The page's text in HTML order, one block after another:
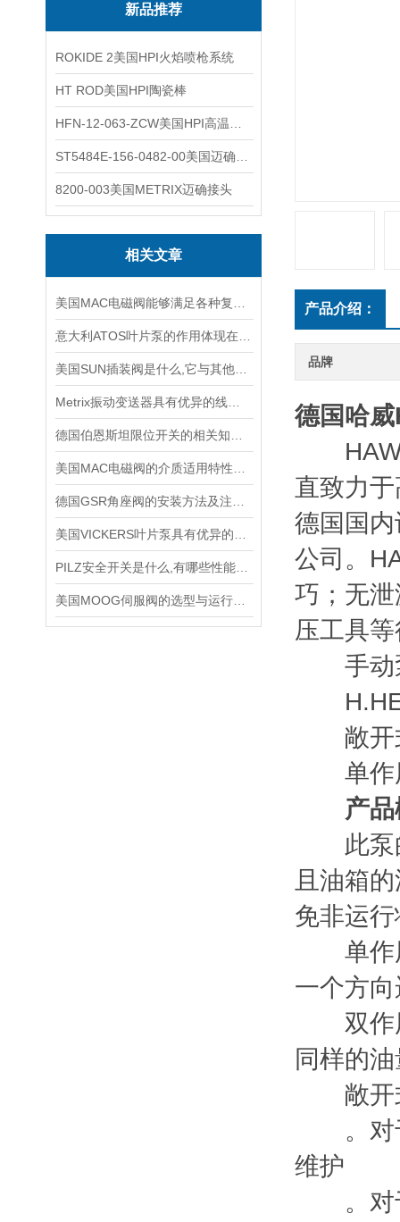
新品推荐
ROKIDE 2美国HPI火焰喷枪系统
HT ROD美国HPI陶瓷棒
8200-003美国METRIX迈确接头
相关文章
产品介绍：
品牌
德国哈
HAWE
直致力
德国国
公司。
巧；无
压工具
手动
敞开
单作
产
此泵的
且油箱
免非运
单作用
一个方
双作用
同样的
敞开式
。对于
维护
。对于